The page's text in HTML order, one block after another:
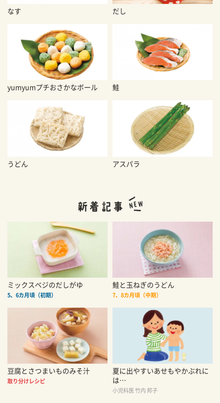
なす だし
yumyumプチおさかなボール 鮭
うどん アスパラ
ミックスベジのだしがゆ
5、6カ月頃（初期）
鮭と玉ねぎのうどん
7、8カ月頃（中期）
豆腐とさつまいものみそ汁
取り分けレシピ
夏に出やすいあせもやかぶれに
は…
小児科医 竹内 邦子